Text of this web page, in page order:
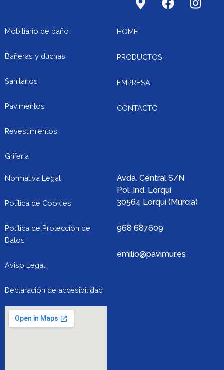
a
a
k
r
a
n
Mobiliario de baño
Bañeras y duchas
Sanitarios
Pavimentos
Revestimientos
Grifería
HOME
PRODUCTOS
EMPRESA
CONTACTO
Normativa Legal
Política de Cookies
Política de Protección de
Datos
Aviso Legal
Declaración de accesibilidad
Avda. Central S/N
Pol. Ind. Lorquí
30564 Lorqui (Murcia)
968 687609
emilio@pavimur.es